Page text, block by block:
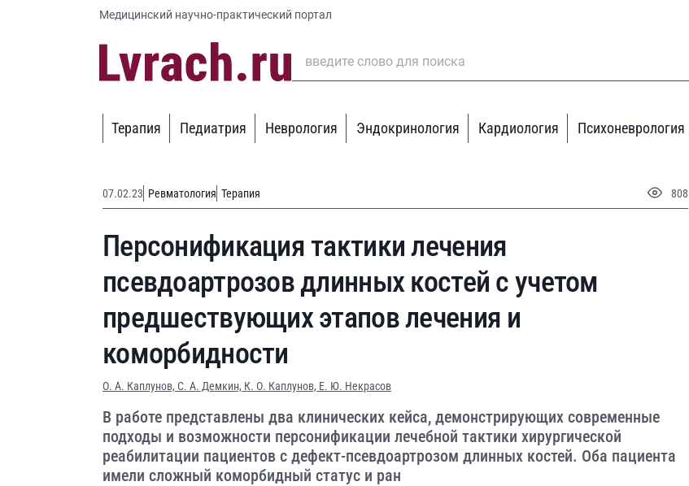
Медицинский научно-практический портал
Терапия Педиатрия Неврология Эндокринология Кардиология Психоневрология
07.02.23 Ревматология Терапия 808
Персонификация тактики лечения
псевдоартрозов длинных костей с учетом
предшествующих этапов лечения и
коморбидности
О. А. Каплунов, С. А. Демкин, К. О. Каплунов, Е. Ю. Некрасов
В работе представлены два клинических кейса, демонстрирующих современные
подходы и возможности персонификации лечебной тактики хирургической
реабилитации пациентов с дефект-псевдоартрозом длинных костей. Оба пациента
имели сложный коморбидный статус и ран